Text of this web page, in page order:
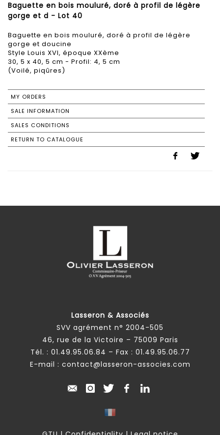
Baguette en bois mouluré, doré à profil de légère
gorge et d - Lot 40
Baguette en bois mouluré, doré à profil de légère
gorge et doucine
Style Louis XVI, époque XXème
30, 5 x 40, 5 cm - Profil: 4, 5 cm
(Voilé, piqûres)
MY ORDERS
SALE INFORMATION
SALES CONDITIONS
RETURN TO CATALOGUE
Lasseron & Associés
SVV agrément n° 2004-505
46, rue de la Victoire – 75009 Paris
Tél. : 01.49.95.06.84 – Fax : 01.49.95.06.77
E-mail : contact@lasseron-associes.com